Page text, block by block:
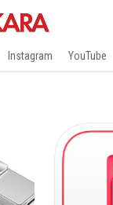
Instagram YouTube